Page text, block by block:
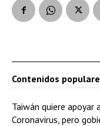
Contenidos
Taiwán quiere apoyar
Coronavirus, pero